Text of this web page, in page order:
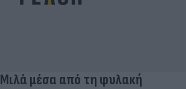
Οσμάν Καβάλα: Μιλά μέσα από τη φυλακή